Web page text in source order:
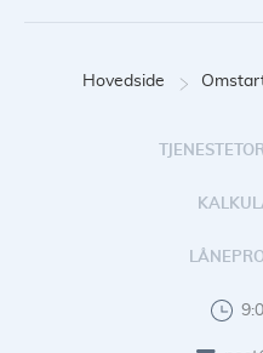
Hovedside